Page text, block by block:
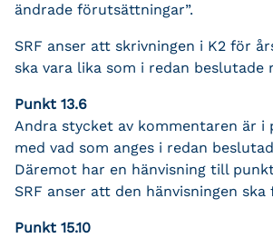
ändrade förutsättningar”.
SRF anser att skrivningen i K2 för
ska vara lika som i redan beslutade
Punkt 13.6
Andra stycket av kommentaren är i
med vad som anges i redan
Däremot har en hänvisning till
SRF anser att den hänvisningen ska
Punkt 15.10